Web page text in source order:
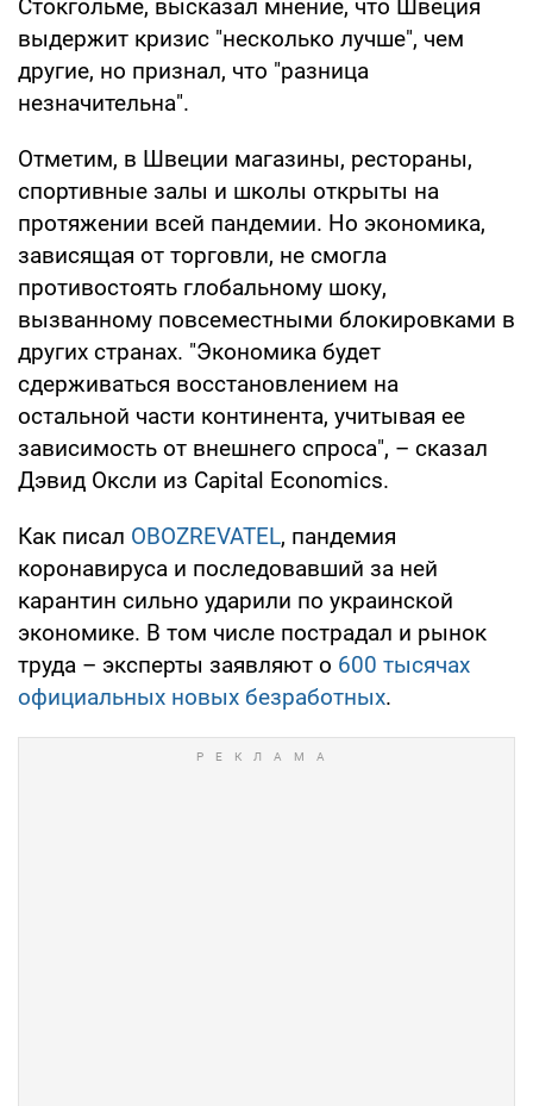
Стокгольме, высказал мнение, что Швеция
выдержит кризис "несколько лучше", чем
другие, но признал, что "разница
незначительна".
Отметим, в Швеции магазины, рестораны,
спортивные залы и школы открыты на
протяжении всей пандемии. Но экономика,
зависящая от торговли, не смогла
противостоять глобальному шоку,
вызванному повсеместными блокировками в
других странах. "Экономика будет
сдерживаться восстановлением на
остальной части континента, учитывая ее
зависимость от внешнего спроса", – сказал
Дэвид Оксли из Capital Economics.
Как писал OBOZREVATEL, пандемия
коронавируса и последовавший за ней
карантин сильно ударили по украинской
экономике. В том числе пострадал и рынок
труда – эксперты заявляют о 600 тысячах
официальных новых безработных.